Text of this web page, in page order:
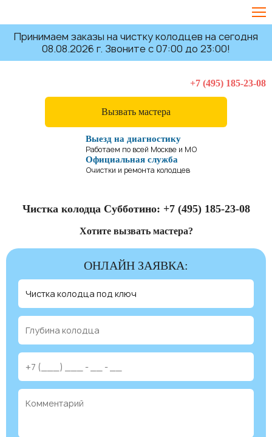
Принимаем заказы на чистку колодцев на сегодня
08.08.2026 г. Звоните с 07:00 до 23:00!
Вызвать мастера
Выезд на диагностику
Работаем по всей Москве и МО
Официальная служба
Очистки и ремонта колодцев
+7 (495) 185-23-08
Чистка колодца Субботино: +7 (495) 185-23-08
Хотите вызвать мастера?
ОНЛАЙН ЗАЯВКА: